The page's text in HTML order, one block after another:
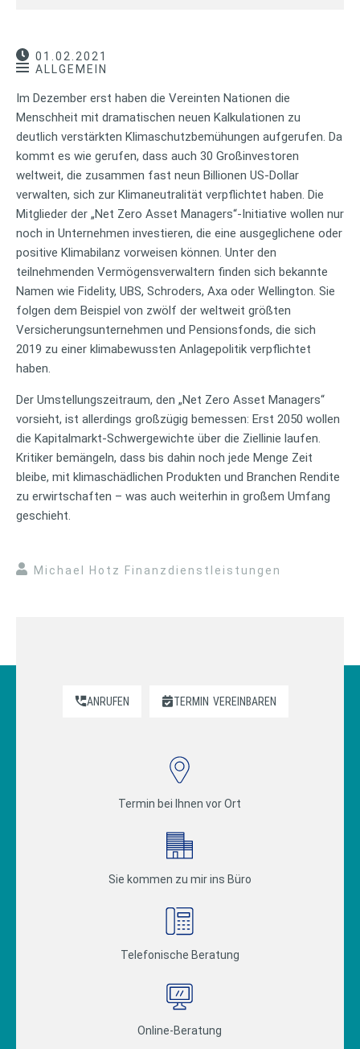
01.02.2021
ALLGEMEIN
Im Dezember erst haben die Vereinten Nationen die
Menschheit mit dramatischen neuen Kalkulationen zu
deutlich verstärkten Klimaschutzbemühungen aufgerufen. Da
kommt es wie gerufen, dass auch 30 Großinvestoren
weltweit, die zusammen fast neun Billionen US-Dollar
verwalten, sich zur Klimaneutralität verpflichtet haben. Die
Mitglieder der „Net Zero Asset Managers“-Initiative wollen nur
noch in Unternehmen investieren, die eine ausgeglichene oder
positive Klimabilanz vorweisen können. Unter den
teilnehmenden Vermögensverwaltern finden sich bekannte
Namen wie Fidelity, UBS, Schroders, Axa oder Wellington. Sie
folgen dem Beispiel von zwölf der weltweit größten
Versicherungsunternehmen und Pensionsfonds, die sich
2019 zu einer klimabewussten Anlagepolitik verpflichtet
haben.
Der Umstellungszeitraum, den „Net Zero Asset Managers“
vorsieht, ist allerdings großzügig bemessen: Erst 2050 wollen
die Kapitalmarkt-Schwergewichte über die Ziellinie laufen.
Kritiker bemängeln, dass bis dahin noch jede Menge Zeit
bleibe, mit klimaschädlichen Produkten und Branchen Rendite
zu erwirtschaften – was auch weiterhin in großem Umfang
geschieht.
Michael Hotz Finanzdienstleistungen
ANRUFEN TERMIN VEREINBAREN
Termin bei Ihnen vor Ort
Sie kommen zu mir ins Büro
Telefonische Beratung
Online-Beratung